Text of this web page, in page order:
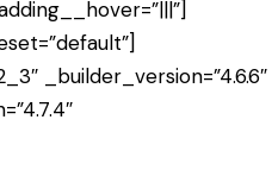
_builder_version=”4.6.6″